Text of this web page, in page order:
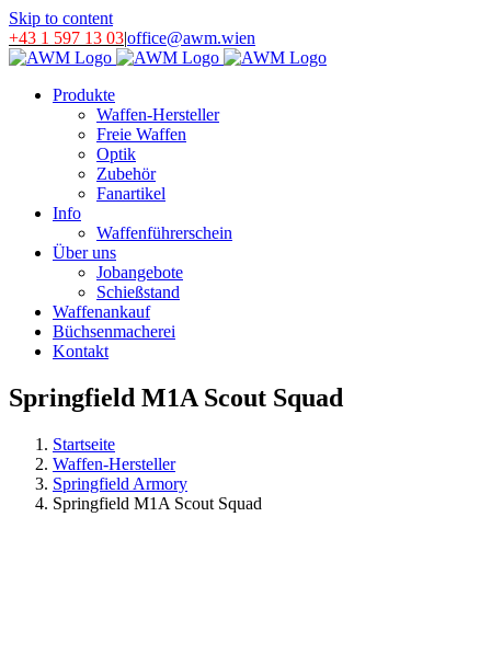
Skip to content
+43 1 597 13 03|office@awm.wien
Produkte
Waffen-Hersteller
Freie Waffen
Optik
Zubehör
Fanartikel
Info
Waffenführerschein
Über uns
Jobangebote
Schießstand
Waffenankauf
Büchsenmacherei
Kontakt
Springfield M1A Scout Squad
Startseite
Waffen-Hersteller
Springfield Armory
Springfield M1A Scout Squad